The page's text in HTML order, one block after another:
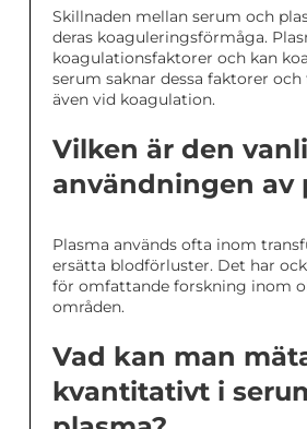
Skillnaden mellan serum och
deras koaguleringsförmåga.
koagulationsfaktorer och kan
serum saknar dessa faktorer
även vid koagulation.
Vilken är den
användningen av
Plasma används ofta inom
ersätta blodförluster. Det har
för omfattande forskning inom
områden.
Vad kan man
kvantitativt i